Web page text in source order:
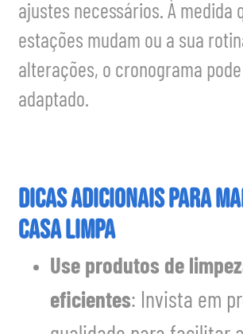
ajustes necessários. À medida
estações mudam ou a sua
alterações, o cronograma
adaptado.
Dicas Adicionais para
Casa Limpa
Use produtos de
eficientes: Invista em